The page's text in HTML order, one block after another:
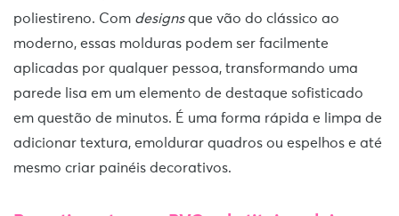
poliestireno. Com designsque vão do clássico ao
moderno, essas molduras podem ser facilmente
aplicadas por qualquer pessoa, transformando uma
parede lisa em um elemento de destaque sofisticado
em questão de minutos. É uma forma rápida e limpa de
adicionar textura, emoldurar quadros ou espelhos e até
mesmo criar painéis decorativos.